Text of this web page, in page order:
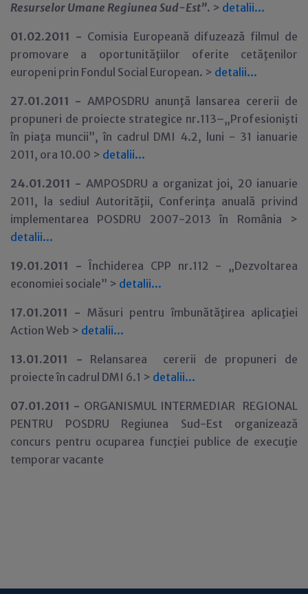
Resurselor Umane Regiunea Sud-Est”. > detalii...
01.02.2011 - Comisia Europeană difuzează filmul de
promovare a oportunităţiilor oferite cetăţenilor
europeni prin Fondul Social European. > detalii...
27.01.2011 - AMPOSDRU anunţă lansarea cererii de
propuneri de proiecte strategice nr.113–„Profesionişti
în piaţa muncii”, în cadrul DMI 4.2, luni - 31 ianuarie
2011, ora 10.00 > detalii...
24.01.2011 - AMPOSDRU a organizat joi, 20 ianuarie
2011, la sediul Autorităţii, Conferinţa anuală privind
implementarea POSDRU 2007-2013 în România >
detalii...
19.01.2011 - Închiderea CPP nr.112 - „Dezvoltarea
economiei sociale” > detalii...
17.01.2011 - Măsuri pentru îmbunătăţirea aplicaţiei
Action Web > detalii...
13.01.2011 - Relansarea cererii de propuneri de
proiecte în cadrul DMI 6.1 > detalii...
07.01.2011 - ORGANISMUL INTERMEDIAR REGIONAL
PENTRU POSDRU Regiunea Sud-Est organizează
concurs pentru ocuparea funcţiei publice de execuţie
temporar vacante